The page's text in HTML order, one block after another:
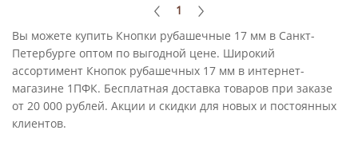
1
Вы можете купить Кнопки рубашечные 17 мм в Санкт-
Петербурге оптом по выгодной цене. Широкий
ассортимент Кнопок рубашечных 17 мм в интернет-
магазине 1ПФК. Бесплатная доставка товаров при заказе
от 20 000 рублей. Акции и скидки для новых и постоянных
клиентов.